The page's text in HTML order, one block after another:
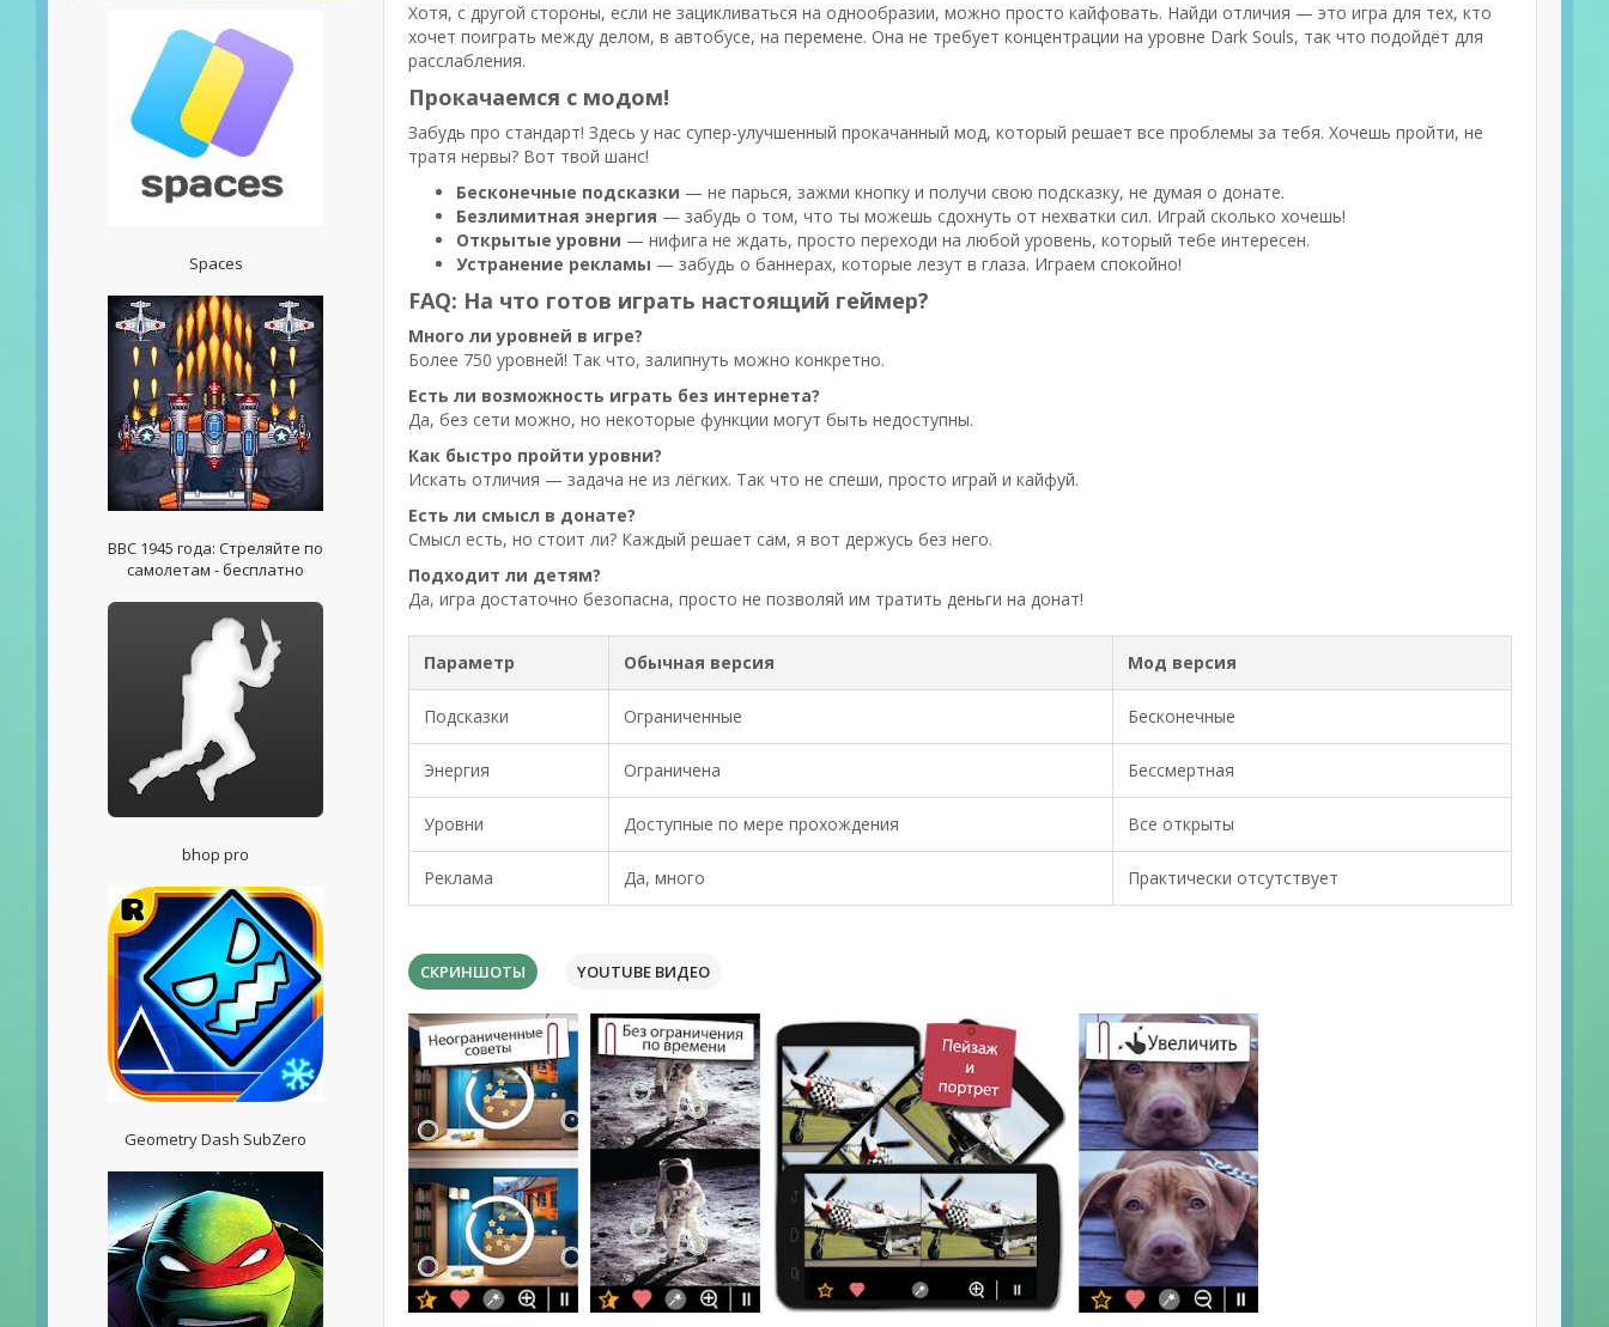
Spaces
ВВС 1945 года: Стреляйте по
самолетам - бесплатно
bhop pro
Geometry Dash SubZero
Хотя, с другой стороны, если не зацикливаться на однообразии, можно просто кайфовать. Найди отличия — это игра для тех, кто
хочет поиграть между делом, в автобусе, на перемене. Она не требует концентрации на уровне Dark Souls, так что подойдёт для
расслабления.
Прокачаемся с модом!
Забудь про стандарт! Здесь у нас супер-улучшенный прокачанный мод, который решает все проблемы за тебя. Хочешь пройти, не
тратя нервы? Вот твой шанс!
Бесконечные подсказки — не парься, зажми кнопку и получи свою подсказку, не думая о донате.
Безлимитная энергия — забудь о том, что ты можешь сдохнуть от нехватки сил. Играй сколько хочешь!
Открытые уровни — нифига не ждать, просто переходи на любой уровень, который тебе интересен.
Устранение рекламы — забудь о баннерах, которые лезут в глаза. Играем спокойно!
FAQ: На что готов играть настоящий геймер?
Много ли уровней в игре?
Более 750 уровней! Так что, залипнуть можно конкретно.
Есть ли возможность играть без интернета?
Да, без сети можно, но некоторые функции могут быть недоступны.
Как быстро пройти уровни?
Искать отличия — задача не из лёгких. Так что не спеши, просто играй и кайфуй.
Есть ли смысл в донате?
Смысл есть, но стоит ли? Каждый решает сам, я вот держусь без него.
Подходит ли детям?
Да, игра достаточно безопасна, просто не позволяй им тратить деньги на донат!
Параметр Обычная версия Мод версия
Подсказки Ограниченные Бесконечные
Энергия Ограничена Бессмертная
Уровни Доступные по мере прохождения Все открыты
Реклама Да, много Практически отсутствует
СКРИНШОТЫ YOUTUBE ВИДЕО